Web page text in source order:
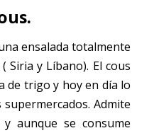
ensalada totalmente
Siria y Líbano). El cous
de trigo y hoy en día lo
Admite
aunque se consume